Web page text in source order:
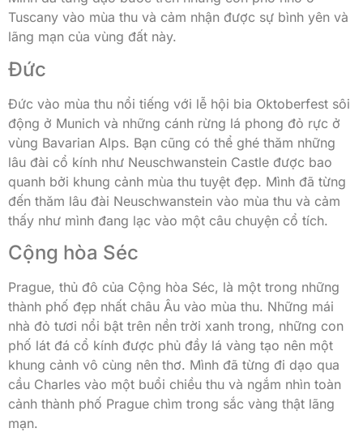
Tuscany vào mùa thu và cảm nhận được sự bình yên và
lãng mạn của vùng đất này.
Đức
Đức vào mùa thu nổi tiếng với lễ hội bia Oktoberfest sôi
động ở Munich và những cánh rừng lá phong đỏ rực ở
vùng Bavarian Alps. Bạn cũng có thể ghé thăm những
lâu đài cổ kính như Neuschwanstein Castle được bao
quanh bởi khung cảnh mùa thu tuyệt đẹp. Mình đã từng
đến thăm lâu đài Neuschwanstein vào mùa thu và cảm
thấy như mình đang lạc vào một câu chuyện cổ tích.
Cộng hòa Séc
Prague, thủ đô của Cộng hòa Séc, là một trong những
thành phố đẹp nhất châu Âu vào mùa thu. Những mái
nhà đỏ tươi nổi bật trên nền trời xanh trong, những con
phố lát đá cổ kính được phủ đầy lá vàng tạo nên một
khung cảnh vô cùng nên thơ. Mình đã từng đi dạo qua
cầu Charles vào một buổi chiều thu và ngắm nhìn toàn
cảnh thành phố Prague chìm trong sắc vàng thật lãng
mạn.